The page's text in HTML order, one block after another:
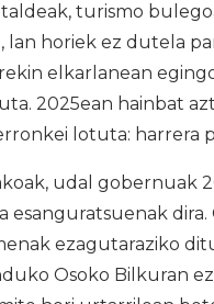
turismo
lan horiek ez dutela
elkarlanean
2025ean hainbat
lotuta: harrera
udal gobernuak
esanguratsuenak
ezagutaraziko
Osoko Bilkuran